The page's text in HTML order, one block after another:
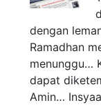
dengan
Ramadhan
menunggu…
dapat
Amin…